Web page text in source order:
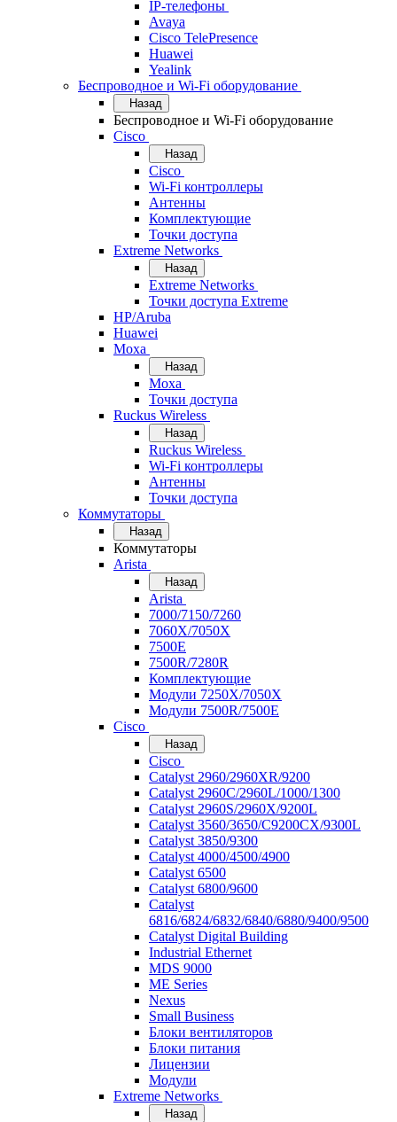
IP-телефоны
Avaya
Cisco TelePresence
Huawei
Yealink
Беспроводное и Wi-Fi оборудование
Назад
Беспроводное и Wi-Fi оборудование
Cisco
Назад
Cisco
Wi-Fi контроллеры
Антенны
Комплектующие
Точки доступа
Extreme Networks
Назад
Extreme Networks
Точки доступа Extreme
HP/Aruba
Huawei
Moxa
Назад
Moxa
Точки доступа
Ruckus Wireless
Назад
Ruckus Wireless
Wi-Fi контроллеры
Антенны
Точки доступа
Коммутаторы
Назад
Коммутаторы
Arista
Назад
Arista
7000/7150/7260
7060X/7050X
7500E
7500R/7280R
Комплектующие
Модули 7250X/7050X
Модули 7500R/7500E
Cisco
Назад
Cisco
Catalyst 2960/2960XR/9200
Catalyst 2960C/2960L/1000/1300
Catalyst 2960S/2960X/9200L
Catalyst 3560/3650/C9200CX/9300L
Catalyst 3850/9300
Catalyst 4000/4500/4900
Catalyst 6500
Catalyst 6800/9600
Catalyst
6816/6824/6832/6840/6880/9400/9500
Catalyst Digital Building
Industrial Ethernet
MDS 9000
ME Series
Nexus
Small Business
Блоки вентиляторов
Блоки питания
Лицензии
Модули
Extreme Networks
Назад